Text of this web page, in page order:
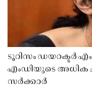
ടൂറിസം ഡയറക്ടർ
എംഡിയുടെ അധിക
സർക്കാർ